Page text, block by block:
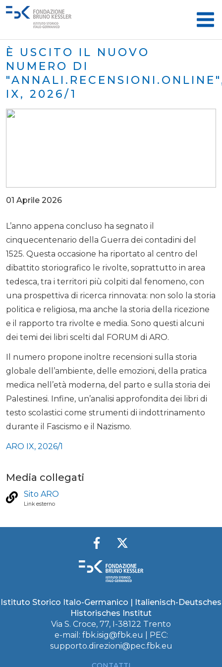
È USCITO IL NUOVO
NUMERO DI
IX, 2026/1
01 Aprile 2026
L’anno appena concluso ha segnato il
cinquecentenario della Guerra dei contadini del
1525. Questa occasione ha riportato al centro del
dibattito storiografico le rivolte, soprattutto in area
tedesca, tra i territori più colpiti dal fenomeno, con
una prospettiva di ricerca rinnovata: non solo la storia
politica e religiosa, ma anche la storia della ricezione
e il rapporto tra rivolte e media. Sono questi alcuni
dei temi dei libri scelti dal FORUM di ARO.
Il numero propone inoltre recensioni sulla storia
globale dell’ambiente, delle emozioni, della pratica
medica nell’età moderna, del parto e sulla storia dei
Palestinesi. Infine, un’analisi approfondita dei libri di
testo scolastici come strumenti di indottrinamento
durante il Fascismo e il Nazismo.
ARO IX, 2026/1
Media collegati
Sito ARO
Link esterno
Istituto Storico Italo-Germanico | Italienisch-Deutsches
Historisches Institut
Via S. Croce, 77, I-38122 Trento
e-mail: fbk.isig@fbk.eu | PEC:
supporto.direzioni@pec.fbk.eu